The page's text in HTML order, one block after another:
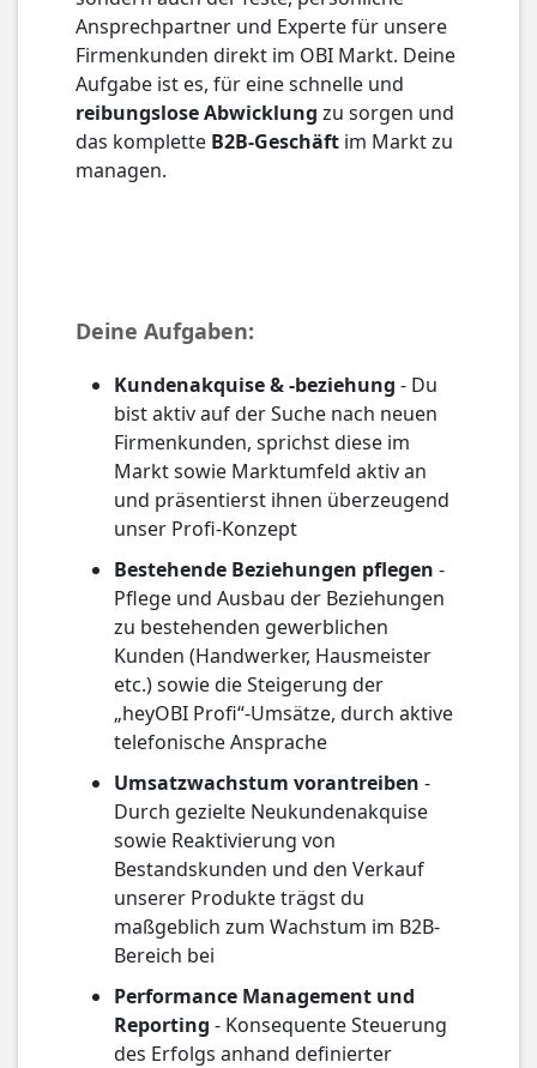
Ansprechpartner und Experte für unsere
Firmenkunden direkt im OBI Markt. Deine
Aufgabe ist es, für eine schnelle und
reibungslose Abwicklung zu sorgen und
das komplette B2B-Geschäft im Markt zu
managen.
Deine Aufgaben:
Kundenakquise & -beziehung - Du
bist aktiv auf der Suche nach neuen
Firmenkunden, sprichst diese im
Markt sowie Marktumfeld aktiv an
und präsentierst ihnen überzeugend
unser Profi-Konzept
Bestehende Beziehungen pflegen -
Pflege und Ausbau der Beziehungen
zu bestehenden gewerblichen
Kunden (Handwerker, Hausmeister
etc.) sowie die Steigerung der
„heyOBI Profi“-Umsätze, durch aktive
telefonische Ansprache
Umsatzwachstum vorantreiben -
Durch gezielte Neukundenakquise
sowie Reaktivierung von
Bestandskunden und den Verkauf
unserer Produkte trägst du
maßgeblich zum Wachstum im B2B-
Bereich bei
Performance Management und
Reporting - Konsequente Steuerung
des Erfolgs anhand definierter